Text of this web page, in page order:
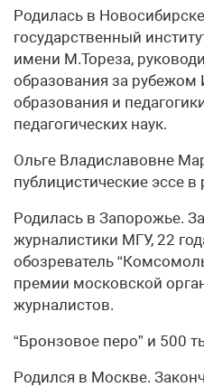
Родилась в
государственный
имени М.Тореза,
образования за рубежом
образования и
педагогических наук.
Ольге Владиславовне
публицистические эссе в
Родилась в Запорожье.
журналистики МГУ, 22
обозреватель
премии московской
журналистов.
“Бронзовое перо” и 500
Родился в Москве.